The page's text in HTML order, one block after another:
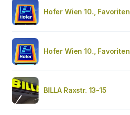
Hofer Wien 10., Favoriten
Hofer Wien 10., Favoriten
BILLA Raxstr. 13-15